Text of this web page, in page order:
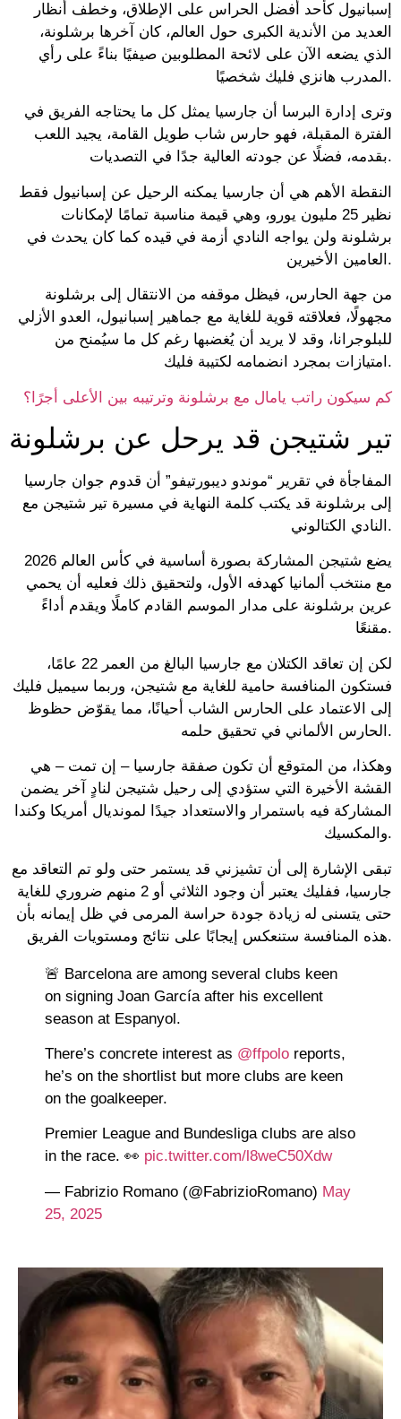
إسبانيول كأحد أفضل الحراس على الإطلاق، وخطف أنظار
العديد من الأندية الكبرى حول العالم، كان آخرها برشلونة،
الذي يضعه الآن على لائحة المطلوبين صيفيًا بناءً على رأي
المدرب هانزي فليك شخصيًا.
وترى إدارة البرسا أن جارسيا يمثل كل ما يحتاجه الفريق في
الفترة المقبلة، فهو حارس شاب طويل القامة، يجيد اللعب
بقدمه، فضلًا عن جودته العالية جدًا في التصديات.
النقطة الأهم هي أن جارسيا يمكنه الرحيل عن إسبانيول فقط
نظير 25 مليون يورو، وهي قيمة مناسبة تمامًا لإمكانات
برشلونة ولن يواجه النادي أزمة في قيده كما كان يحدث في
العامين الأخيرين.
من جهة الحارس، فيظل موقفه من الانتقال إلى برشلونة
مجهولًا، فعلاقته قوية للغاية مع جماهير إسبانيول، العدو الأزلي
للبلوجرانا، وقد لا يريد أن يُغضبها رغم كل ما سيُمنح من
امتيازات بمجرد انضمامه لكتيبة فليك.
كم سيكون راتب يامال مع برشلونة وترتيبه بين الأعلى أجرًا؟
تير شتيجن قد يرحل عن برشلونة
المفاجأة في تقرير “موندو ديبورتيفو” أن قدوم جوان جارسيا
إلى برشلونة قد يكتب كلمة النهاية في مسيرة تير شتيجن مع
النادي الكتالوني.
يضع شتيجن المشاركة بصورة أساسية في كأس العالم 2026
مع منتخب ألمانيا كهدفه الأول، ولتحقيق ذلك فعليه أن يحمي
عرين برشلونة على مدار الموسم القادم كاملًا ويقدم أداءً
مقنعًا.
لكن إن تعاقد الكتلان مع جارسيا البالغ من العمر 22 عامًا،
فستكون المنافسة حامية للغاية مع شتيجن، وربما سيميل فليك
إلى الاعتماد على الحارس الشاب أحيانًا، مما يقوّض حظوظ
الحارس الألماني في تحقيق حلمه.
وهكذا، من المتوقع أن تكون صفقة جارسيا – إن تمت – هي
القشة الأخيرة التي ستؤدي إلى رحيل شتيجن لنادٍ آخر يضمن
المشاركة فيه باستمرار والاستعداد جيدًا لمونديال أمريكا وكندا
والمكسيك.
تبقى الإشارة إلى أن تشيزني قد يستمر حتى ولو تم التعاقد مع
جارسيا، ففليك يعتبر أن وجود الثلاثي أو 2 منهم ضروري للغاية
حتى يتسنى له زيادة جودة حراسة المرمى في ظل إيمانه بأن
هذه المنافسة ستنعكس إيجابًا على نتائج ومستويات الفريق.
🚨 Barcelona are among several clubs keen
on signing Joan García after his excellent
season at Espanyol.
There’s concrete interest as @ffpolo reports,
he’s on the shortlist but more clubs are keen
on the goalkeeper.
Premier League and Bundesliga clubs are also
in the race. 👀 pic.twitter.com/l8weC50Xdw
— Fabrizio Romano (@FabrizioRomano) May
25, 2025